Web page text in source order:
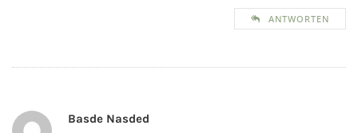
ANTWORTEN
Basde Nasded